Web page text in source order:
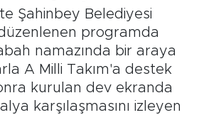
Şahinbey Belediyesi
programda
namazında bir araya
A Milli Takım'a destek
kurulan dev ekranda
karşılaşmasını izleyen